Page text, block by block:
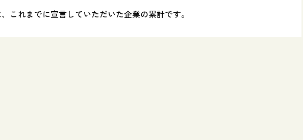
これまでに宣言していただいた企業の累計です。